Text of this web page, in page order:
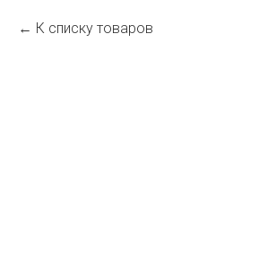
К списку товаров